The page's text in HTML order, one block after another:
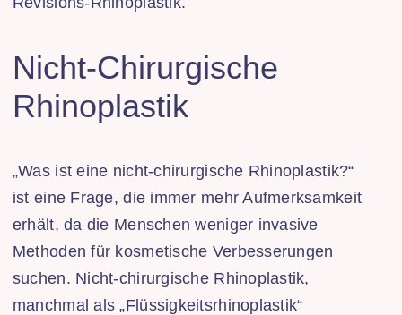
Nicht-Chirurgische
Rhinoplastik
„Was ist eine nicht-chirurgische Rhinoplastik?“
ist eine Frage, die immer mehr Aufmerksamkeit
erhält, da die Menschen weniger invasive
Methoden für kosmetische Verbesserungen
suchen. Nicht-chirurgische Rhinoplastik,
manchmal als „Flüssigkeitsrhinoplastik“